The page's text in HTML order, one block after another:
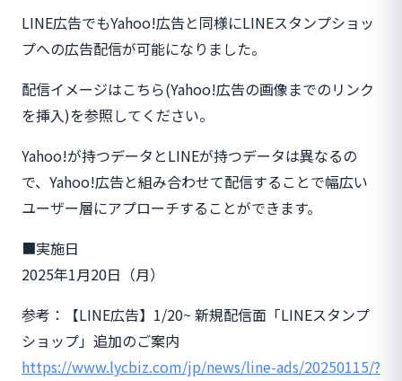
LINE広告でもYahoo!広告と同様にLINEスタンプショッ
プへの広告配信が可能になりました。
配信イメージはこちら(Yahoo!広告の画像までのリンク
を挿入)を参照してください。
Yahoo!が持つデータとLINEが持つデータは異なるの
で、Yahoo!広告と組み合わせて配信することで幅広い
ユーザー層にアプローチすることができます。
■実施日
2025年1月20日（月）
参考：【LINE広告】1/20~ 新規配信面「LINEスタンプ
ショップ」追加のご案内
https://www.lycbiz.com/jp/news/line-ads/20250115/?